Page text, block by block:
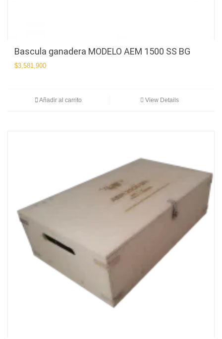
Bascula ganadera MODELO AEM 1500 SS BG
$3,581,900
Añadir al carrito View Details